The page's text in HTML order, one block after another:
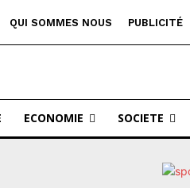
QUI SOMMES NOUS PUBLICITÉ
ECONOMIE SOCIETE